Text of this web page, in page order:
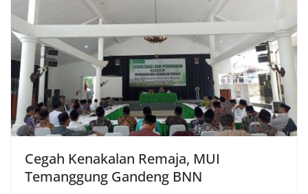
Cegah Kenakalan Remaja, MUI
Temanggung Gandeng BNN